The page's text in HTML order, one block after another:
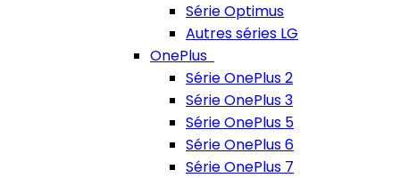
Série Optimus
Autres séries LG
OnePlus
Série OnePlus 2
Série OnePlus 3
Série OnePlus 5
Série OnePlus 6
Série OnePlus 7